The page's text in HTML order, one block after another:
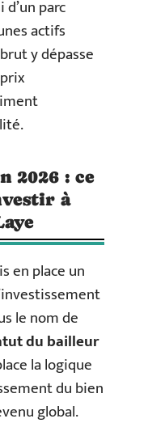
parc
actifs
y dépasse
2026 : ce
à
en place un
le nom de
du bailleur
la logique
du bien
global.